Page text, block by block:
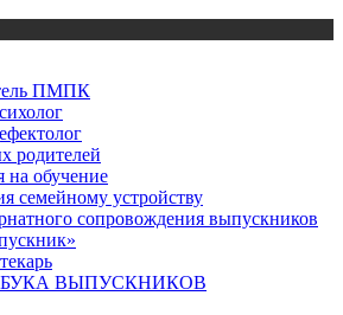
ПМПК
родителей
на обучение
семейному устройству
сопровождения выпускников
ВЫПУСКНИКОВ